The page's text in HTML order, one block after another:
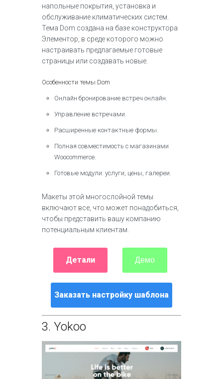
напольные покрытия, установка и
обслуживание климатических систем.
Тема Dom создана на базе конструктора
Элементор, в среде которого можно
настраивать предлагаемые готовые
страницы или создавать новые.
Особенности темы Dom
Онлайн бронирование встреч онлайн.
Управление встречами.
Расширенные контактные формы.
Полная совместимость с магазинами
Woocommerce.
Готовые модули: услуги, цены, галереи.
Макеты этой многослойной темы
включают все, что может понадобиться,
чтобы представить вашу компанию
потенциальным клиентам.
Детали Демо
Заказать настройку шаблона
3. Yokoo